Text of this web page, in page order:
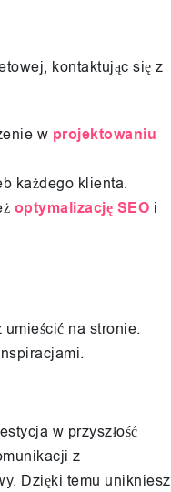
kontaktując się z
w projektowaniu
każdego klienta.
optymalizację SEO i
na stronie.
w przyszłość
z
Dzięki temu unikniesz